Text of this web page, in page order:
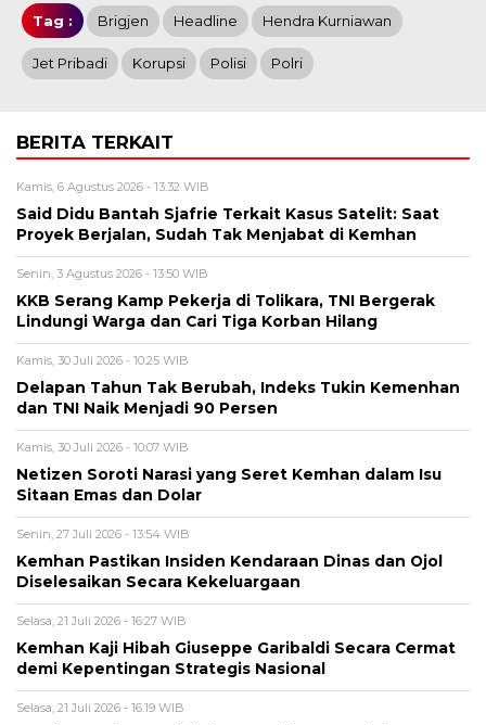
Tag : Brigjen Headline Hendra Kurniawan
Jet Pribadi Korupsi Polisi Polri
BERITA TERKAIT
Kamis, 6 Agustus 2026 - 13:32 WIB
Said Didu Bantah Sjafrie Terkait Kasus Satelit: Saat
Proyek Berjalan, Sudah Tak Menjabat di Kemhan
Senin, 3 Agustus 2026 - 13:50 WIB
KKB Serang Kamp Pekerja di Tolikara, TNI Bergerak
Lindungi Warga dan Cari Tiga Korban Hilang
Kamis, 30 Juli 2026 - 10:25 WIB
Delapan Tahun Tak Berubah, Indeks Tukin Kemenhan
dan TNI Naik Menjadi 90 Persen
Kamis, 30 Juli 2026 - 10:07 WIB
Netizen Soroti Narasi yang Seret Kemhan dalam Isu
Sitaan Emas dan Dolar
Senin, 27 Juli 2026 - 13:54 WIB
Kemhan Pastikan Insiden Kendaraan Dinas dan Ojol
Diselesaikan Secara Kekeluargaan
Selasa, 21 Juli 2026 - 16:27 WIB
Kemhan Kaji Hibah Giuseppe Garibaldi Secara Cermat
demi Kepentingan Strategis Nasional
Selasa, 21 Juli 2026 - 16:19 WIB